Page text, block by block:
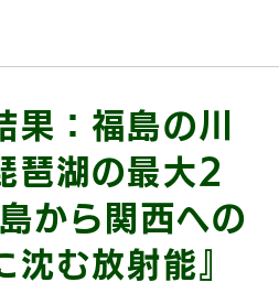
果：福島の川
琶湖の最大2
から関西への
沈む放射能』